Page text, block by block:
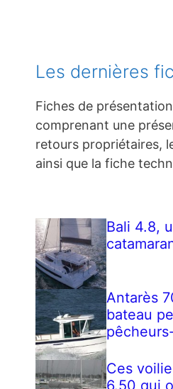
Les dernières
Fiches de
comprenant une
retours propriétaires,
ainsi que la fiche
Bali 4.8,
Antarès
bateau
Ces